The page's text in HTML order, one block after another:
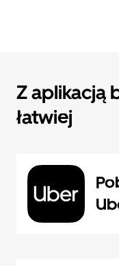
Z aplikacją
łatwiej